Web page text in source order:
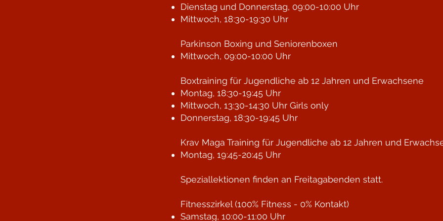
Dienstag und Donnerstag, 09:00-10:00 Uhr
Mittwoch, 18:30-19:30 Uhr
Parkinson Boxing und Seniorenboxen
Mittwoch, 09:00-10:00 Uhr
Boxtraining für Jugendliche ab 12 Jahren und Erwachsene
Montag, 18:30-19:45 Uhr
Mittwoch, 13:30-14:30 Uhr Girls only
Donnerstag, 18:30-19:45 Uhr
Krav Maga Training für Jugendliche ab 12 Jahren und
Montag, 19:45-20:45 Uhr
Speziallektionen finden an Freitagabenden statt.​
Fitnesszirkel (100% Fitness - 0% Kontakt)
Samstag, 10:00-11:00 Uhr